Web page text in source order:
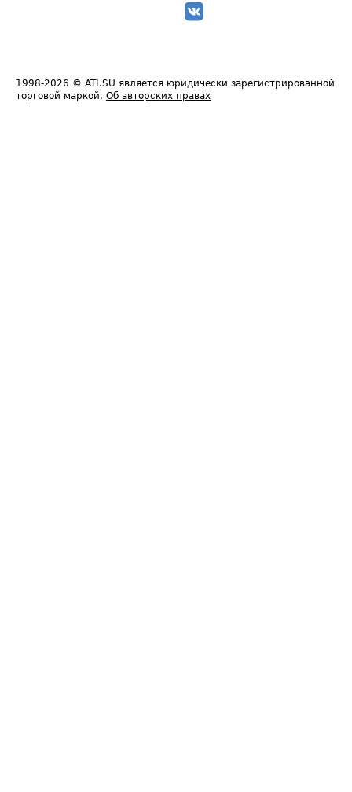
1998-2026 © ATI.SU является юридически зарегистрированной
торговой маркой. Об авторских правах